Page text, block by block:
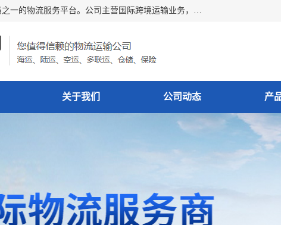
深圳市博冠国际物流有限公司是一家国际化物流公司，致力于打造国际成员之一的物流服务平台。公司主营国际跨境运输业务，提供国际快递、FBA空派专线、国际海空运、国际空运专线、中欧铁路运输等国际海空运、国际快递、国际铁路运输及跨境专线物流等各类进出口运输方面的业务。
关于我们 公司动态 产